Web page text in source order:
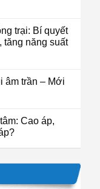
trại: Bí quyết
tăng năng suất
âm trần – Mới
Cao áp,